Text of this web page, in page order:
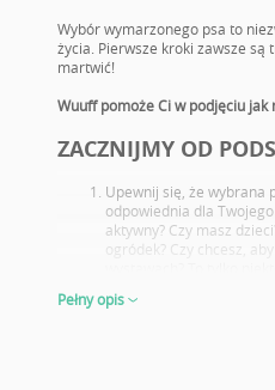
Wybór wymarzonego psa to
życia. Pierwsze kroki zawsze
martwić!
Wuuff pomoże Ci w podjęciu jak
ZACZNIJMY OD
Upewnij się, że wybrana
odpowiednia dla
aktywny? Czy masz
ogródek? Czy chcesz,
Zapoznaj się z
Pełny opis